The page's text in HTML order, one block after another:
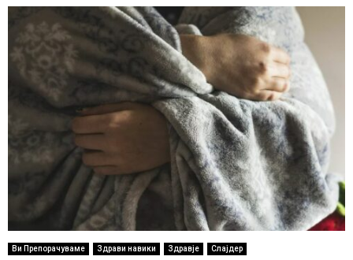
Ви Препорачуваме Здрави навики Здравје Слајдер